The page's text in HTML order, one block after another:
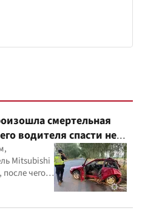
смертельная
водителя спасти не
Mitsubishi
чего